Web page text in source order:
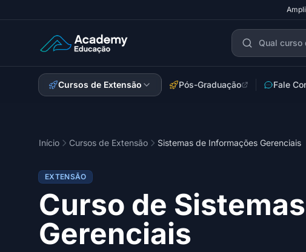
Academy Extensão
Cursos de Extensão Pós-Graduação Fale
Início Cursos de Extensão Sistemas de Informações Gerenciais
EXTENSÃO
Curso de
Gerenciais